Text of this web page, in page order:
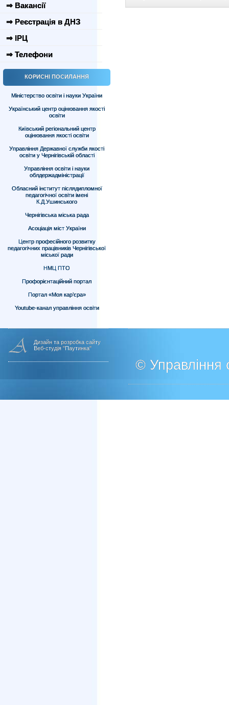
⇒ Вакансії
⇒ Реєстрація в ДНЗ
⇒ ІРЦ
⇒ Телефони
КОРИСНІ ПОСИЛАННЯ
Міністерство освіти і науки України
Український центр оцінювання якості
освіти
Київський регіональний центр
оцінювання якості освіти
Управління Державної служби якості
освіти у Чернігівській області
Управління освіти і науки
облдержадміністрації
Обласний інститут післядипломної
педагогічної освіти імені
К.Д.Ушинського
Чернігівська міська рада
Асоціація міст України
Центр професійного розвитку
педагогічних працівників Чернігівської
міської ради
НМЦ ПТО
Профорієнтаційний портал
Портал «Моя кар’єра»
Youtube-канал управління освіти
Дизайн та розробка сайту
Веб-студія "Паутинка"
© Управління